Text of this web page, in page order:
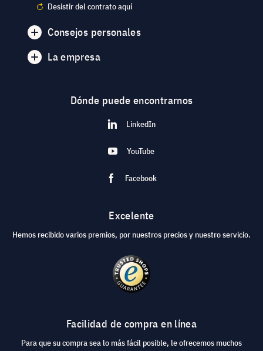
Desistir del contrato aquí
Consejos personales
La empresa
Dónde puede encontrarnos
LinkedIn
YouTube
Facebook
Excelente
Hemos recibido varios premios, por nuestros precios y nuestro servicio.
Facilidad de compra en línea
Para que su compra sea lo más fácil posible, le ofrecemos muchos